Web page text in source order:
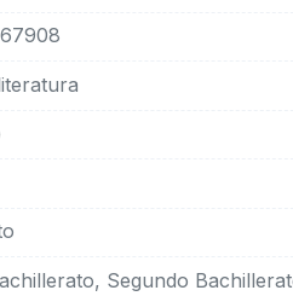
Segundo